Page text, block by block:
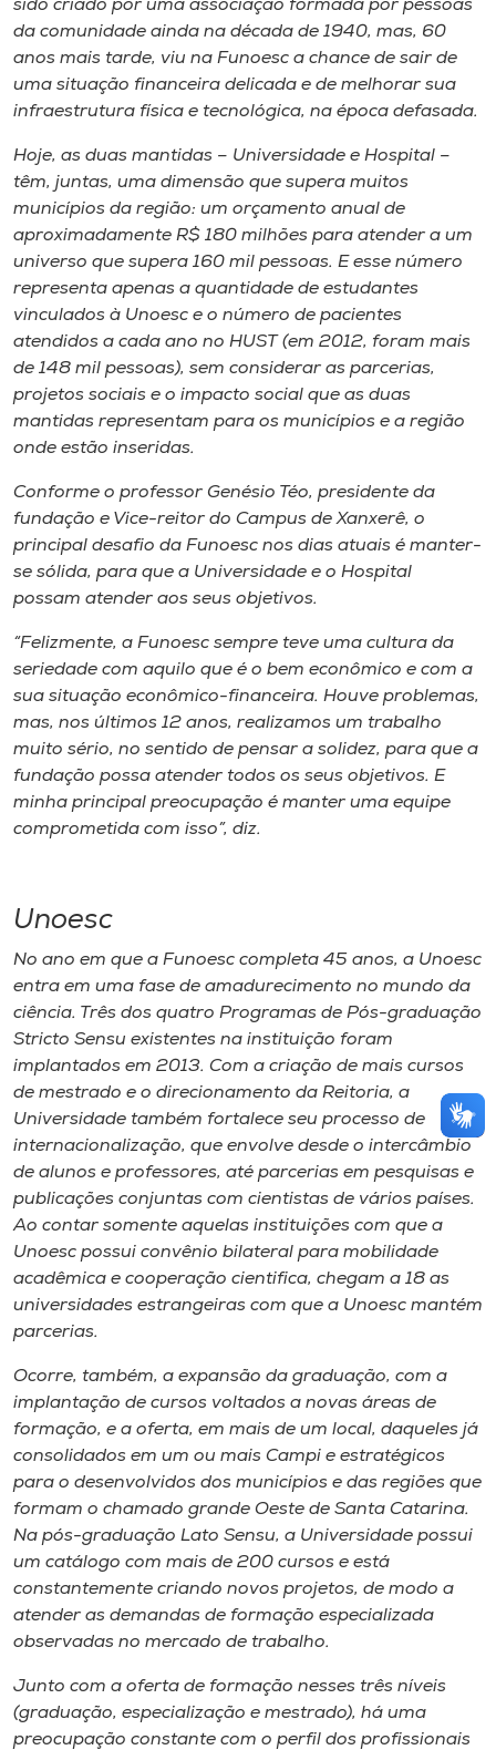
sido criado por uma associação formada por pessoas
da comunidade ainda na década de 1940, mas, 60
anos mais tarde, viu na Funoesc a chance de sair de
uma situação financeira delicada e de melhorar sua
infraestrutura física e tecnológica, na época defasada.
Hoje, as duas mantidas – Universidade e Hospital –
têm, juntas, uma dimensão que supera muitos
municípios da região: um orçamento anual de
aproximadamente R$ 180 milhões para atender a um
universo que supera 160 mil pessoas. E esse número
representa apenas a quantidade de estudantes
vinculados à Unoesc e o número de pacientes
atendidos a cada ano no HUST (em 2012, foram mais
de 148 mil pessoas), sem considerar as parcerias,
projetos sociais e o impacto social que as duas
mantidas representam para os municípios e a região
onde estão inseridas.
Conforme o professor Genésio Téo, presidente da
fundação e Vice-reitor do Campus de Xanxerê, o
principal desafio da Funoesc nos dias atuais é manter-
se sólida, para que a Universidade e o Hospital
possam atender aos seus objetivos.
“Felizmente, a Funoesc sempre teve uma cultura da
seriedade com aquilo que é o bem econômico e com a
sua situação econômico-financeira. Houve problemas,
mas, nos últimos 12 anos, realizamos um trabalho
muito sério, no sentido de pensar a solidez, para que a
fundação possa atender todos os seus objetivos. E
minha principal preocupação é manter uma equipe
comprometida com isso”, diz.
Unoesc
No ano em que a Funoesc completa 45 anos, a Unoesc
entra em uma fase de amadurecimento no mundo da
ciência. Três dos quatro Programas de Pós-graduação
Stricto Sensu existentes na instituição foram
implantados em 2013. Com a criação de mais cursos
de mestrado e o direcionamento da Reitoria, a
Universidade também fortalece seu processo de
internacionalização, que envolve desde o intercâmbio
de alunos e professores, até parcerias em pesquisas e
publicações conjuntas com cientistas de vários países.
Ao contar somente aquelas instituições com que a
Unoesc possui convênio bilateral para mobilidade
acadêmica e cooperação cientifica, chegam a 18 as
universidades estrangeiras com que a Unoesc mantém
parcerias.
Ocorre, também, a expansão da graduação, com a
implantação de cursos voltados a novas áreas de
formação, e a oferta, em mais de um local, daqueles já
consolidados em um ou mais Campi e estratégicos
para o desenvolvidos dos municípios e das regiões que
formam o chamado grande Oeste de Santa Catarina.
Na pós-graduação Lato Sensu, a Universidade possui
um catálogo com mais de 200 cursos e está
constantemente criando novos projetos, de modo a
atender as demandas de formação especializada
observadas no mercado de trabalho.
Junto com a oferta de formação nesses três níveis
(graduação, especialização e mestrado), há uma
preocupação constante com o perfil dos profissionais